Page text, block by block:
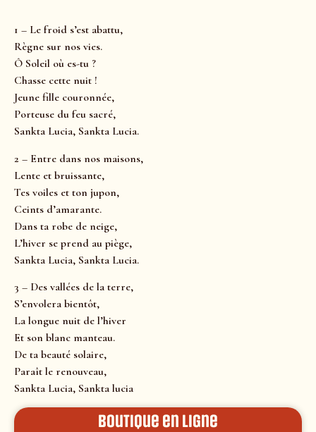
1 – Le froid s’est abattu,
Règne sur nos vies.
Ô Soleil où es-tu ?
Chasse cette nuit !
Jeune fille couronnée,
Porteuse du feu sacré,
Sankta Lucia, Sankta Lucia.
2 – Entre dans nos maisons,
Lente et bruissante,
Tes voiles et ton jupon,
Ceints d’amarante.
Dans ta robe de neige,
L’hiver se prend au piège,
Sankta Lucia, Sankta Lucia.
3 – Des vallées de la terre,
S’envolera bientôt,
La longue nuit de l’hiver
Et son blanc manteau.
De ta beauté solaire,
Paraît le renouveau,
Sankta Lucia, Sankta lucia
Boutique en ligne